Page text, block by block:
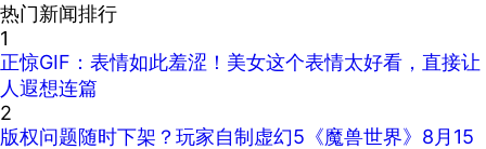
热门新闻排行
1
正惊GIF：表情如此羞涩！美女这个表情太好看，直接让
人遐想连篇
2
版权问题随时下架？玩家自制虚幻5《魔兽世界》8月15